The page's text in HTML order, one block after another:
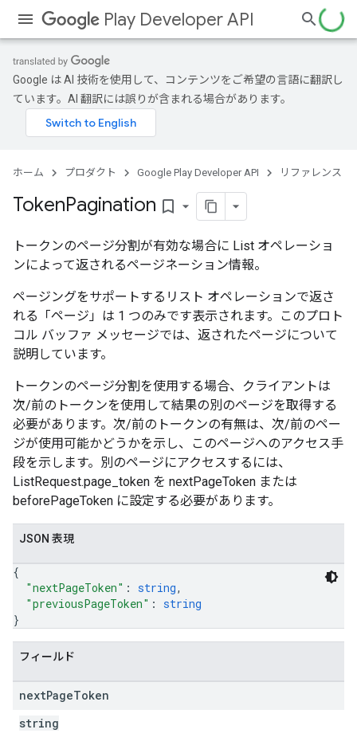
Play Developer API
Google は AI 技術を使用して、コンテンツをご希望の言語に翻訳し
ています。AI 翻訳には誤りが含まれる場合があります。
ホーム プロダクト Google Play Developer API リファレンス
TokenPagination bookmark_border
トークンのページ分割が有効な場合に List オペレーショ
ンによって返されるページネーション情報。
ページングをサポートするリスト オペレーションで返さ
れる「ページ」は 1 つのみです表示されます。このプロト
コル バッファ メッセージでは、返されたページについて
説明しています。
トークンのページ分割を使用する場合、クライアントは
次/前のトークンを使用して結果の別のページを取得する
必要があります。次/前のトークンの有無は、次/前のペー
ジが使用可能かどうかを示し、このページへのアクセス手
段を示します。別のページにアクセスするには、
ListRequest.page_token を nextPageToken または
beforePageToken に設定する必要があります。
JSON 表現
{
"nextPageToken" : string,
"previousPageToken" : string
}
フィールド
nextPageToken
string